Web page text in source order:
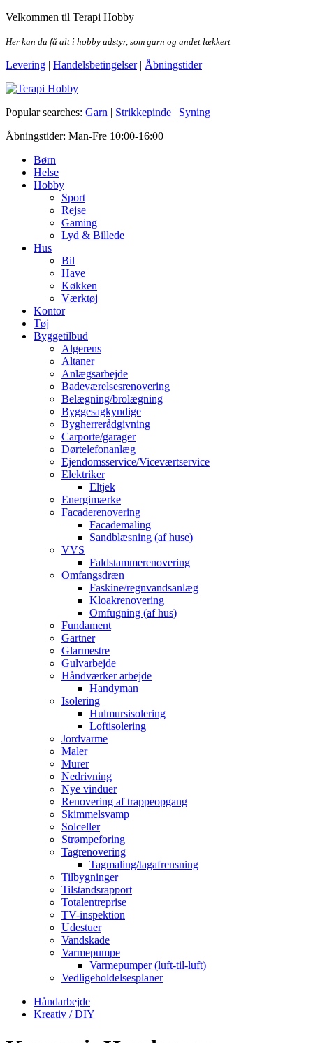
Skip
the
Velkommen til Terapi Hobby
Her kan du få alt i hobby udstyr, som garn og andet lækkert
Levering | Handelsbetingelser| Åbningstider
Terapi Hobby
Popular searches: Garn | Strikkepinde | Syning
Åbningstider: Man-Fre 10:00-16:00
Børn
Helse
Hobby
Sport
Rejse
Gaming
Lyd & Billede
Hus
Bil
Have
Køkken
Værktøj
Kontor
Tøj
Byggetilbud
Algerens
Altaner
Anlægsarbejde
Badeværelsesrenovering
Belægning/brolægning
Byggesagkyndige
Bygherrerådgivning
Carporte/garager
Dørtelefonanlæg
Ejendomsservice/Viceværtservice
Elektriker
Eltjek
Energimærke
Facaderenovering
Facademaling
Sandblæsning (af huse)
VVS
Faldstammerenovering
Omfangsdræn
Faskine/regnvandsanlæg
Kloakrenovering
Omfugning (af hus)
Fundament
Gartner
Glarmestre
Gulvarbejde
Håndværker arbejde
Handyman
Isolering
Hulmursisolering
Loftisolering
Jordvarme
Maler
Murer
Nedrivning
Nye vinduer
Renovering af trappeopgang
Skimmelsvamp
Solceller
Strømpeforing
Tagrenovering
Tagmaling/tagafrensning
Tilbygninger
Tilstandsrapport
Totalentreprise
TV-inspektion
Udestuer
Vandskade
Varmepumpe
Varmepumper (luft-til-luft)
Vedligeholdelsesplaner
Håndarbejde
Kreativ / DIY